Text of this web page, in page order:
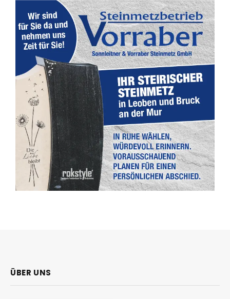
ÜBER UNS